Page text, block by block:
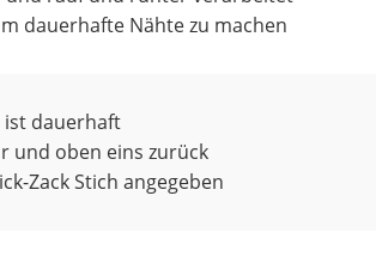
dauerhafte Nähte zu machen
ist dauerhaft
und oben eins zurück
Zack Stich angegeben